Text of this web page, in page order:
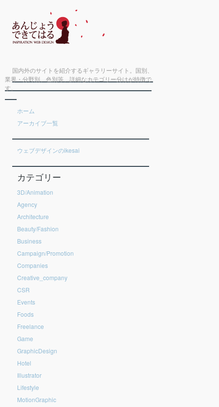
国内外のサイトを紹介するギャラリーサイト。国別、
業界・分野別、色別等、詳細なカテゴリー分けが特徴で
す。
ホーム
アーカイブ一覧
ウェブデザインのikesai
カテゴリー
3D/Animation
Agency
Architecture
Beauty/Fashion
Business
Campaign/Promotion
Companies
Creative_company
CSR
Events
Foods
Freelance
Game
GraphicDesign
Hotel
Illustrator
Lifestyle
MotionGraphic